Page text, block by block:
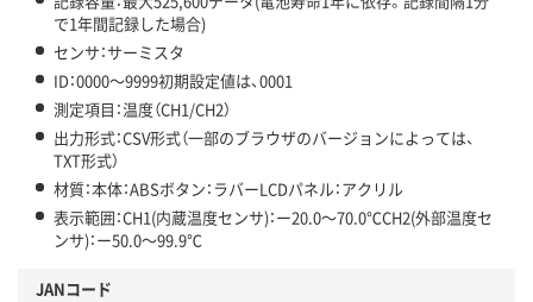
で1年間記録した場合)
センサ：サーミスタ
ID：0000～9999初期設定値は、0001
測定項目：温度（CH1/CH2）
出力形式：CSV形式（一部のブラウザのバージョンによっては、
TXT形式）
材質：本体：ABSボタン：ラバーLCDパネル：アクリル
表示範囲：CH1(内蔵温度センサ)：ー20.0～70.0℃CH2(外部温度セ
ンサ)：ー50.0～99.9℃
JANコード